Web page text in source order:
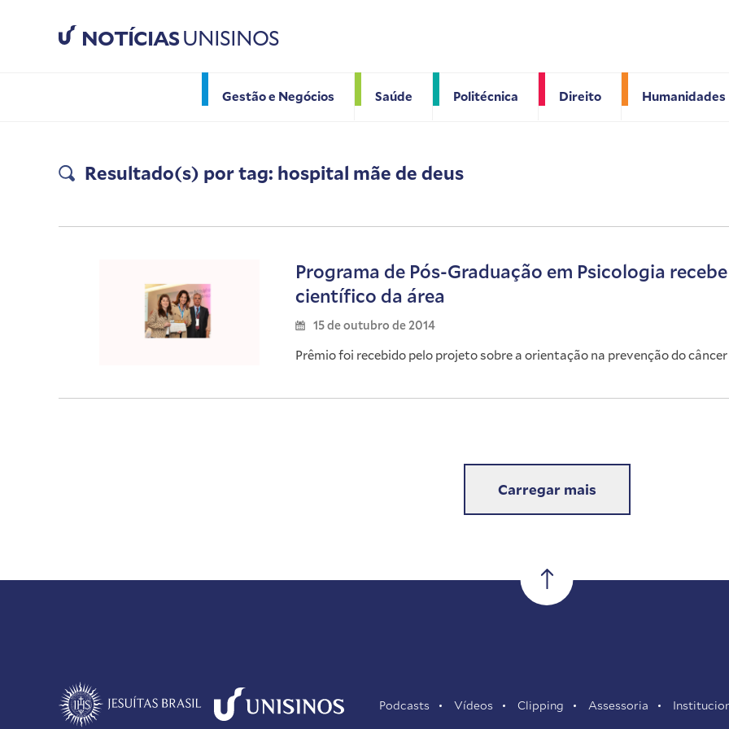
NOTÍCIASUNISINOS
Gestão e Negócios Saúde Politécnica Direito Humanidades
Resultado(s) por tag: hospital mãe de deus
Programa de Pós-Graduação em Psicologia
científico da área
15 de outubro de 2014
Prêmio foi recebido pelo projeto sobre a orientação na prevenção do
Carregar mais
Podcasts Vídeos Clipping Assessoria